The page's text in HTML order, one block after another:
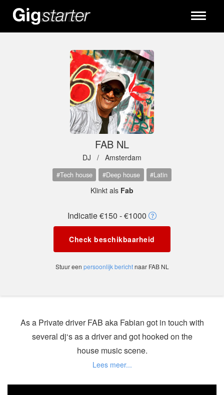
Toggle
FAB NL
DJ / Amsterdam
#Tech house #Deep house #Latin
Klinkt als Fab
Indicatie €150 - €1000
Check beschikbaarheid
Stuur een persoonlijk berichtnaar FAB NL
As a Private driver FAB aka Fabian got in touch with
several dj‘s as a driver and got hooked on the
house music scene.
Music style: From latin till tribal, techno, dance,